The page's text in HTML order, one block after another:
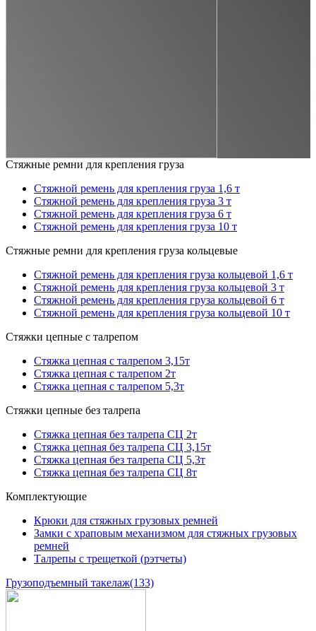
Стяжные ремни для крепления груза
Стяжной ремень для крепления груза 1,6 т
Стяжной ремень для крепления груза 3 т
Стяжной ремень для крепления груза 6 т
Стяжной ремень для крепления груза 10 т
Стяжные ремни для крепления груза кольцевые
Стяжной ремень для крепления груза кольцевой 1,6 т
Стяжной ремень для крепления груза кольцевой 3 т
Стяжной ремень для крепления груза кольцевой 6 т
Стяжной ремень для крепления груза кольцевой 10 т
Стяжки цепные с талрепом
Стяжка цепная с талрепом 3,15т
Стяжка цепная с талрепом 2т
Стяжка цепная с талрепом 5,3т
Стяжки цепные без талрепа
Стяжка цепная без талрепа СЦ 2т
Стяжка цепная без талрепа СЦ 3,15т
Стяжка цепная без талрепа СЦ 5,3т
Стяжка цепная без талрепа СЦ 8т
Комплектующие
Крюки для стяжных грузовых ремней
Замки с храповым механизмом для стяжных грузовых
ремней
Талрепы с трещеткой (рэтчеты)
Грузоподъемный такелаж(133)